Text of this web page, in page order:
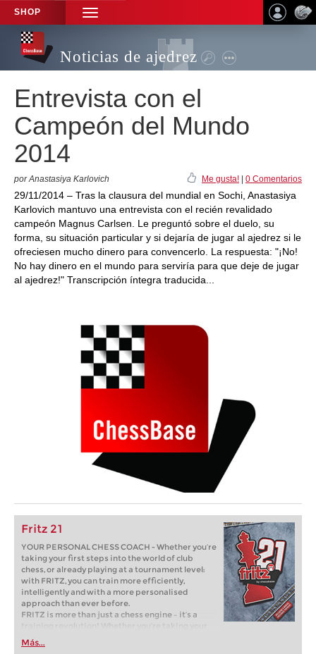
SHOP
TOGGLE
NAVIGATION
Noticias de ajedrez
Entrevista con el
Campeón del Mundo
2014
por Anastasiya Karlovich Me gusta! 0 Comentarios
29/11/2014 – Tras la clausura del mundial en Sochi, Anastasiya
Karlovich mantuvo una entrevista con el recién revalidado
campeón Magnus Carlsen. Le preguntó sobre el duelo, su
forma, su situación particular y si dejaría de jugar al ajedrez si le
ofreciesen mucho dinero para convencerlo. La respuesta: "¡No!
No hay dinero en el mundo para serviría para que deje de jugar
al ajedrez!" Transcripción íntegra traducida...
Fritz 21
YOUR PERSONAL CHESS COACH - Whether you’re
taking your first steps into the world of club
chess, or already playing at a tournament level:
with FRITZ, you can train more efficiently,
intelligently and with a more personalised
approach than ever before.
FRITZ is more than just a chess engine – it’s a
training revolution! Whether you’re taking your
first steps into the world of club chess, or already
playing at a tournament level: with FRITZ, you can
Más...